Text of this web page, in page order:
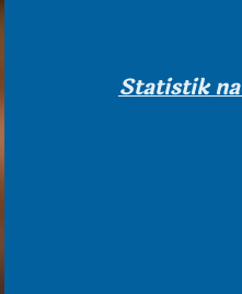
Statistik